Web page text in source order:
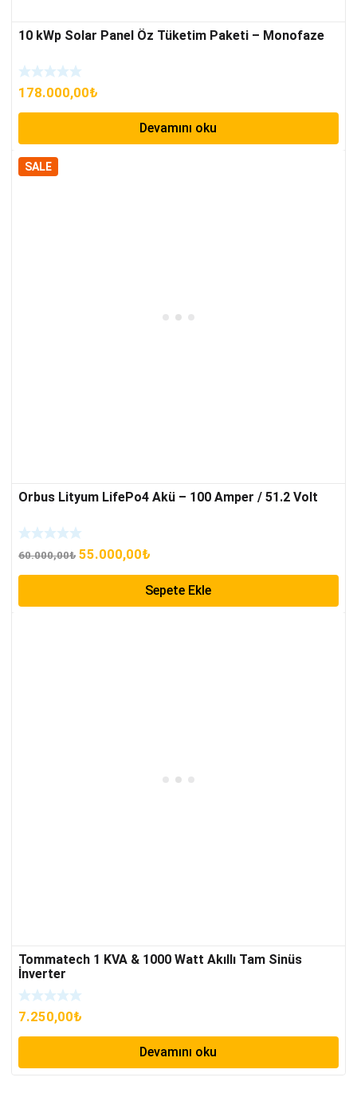
10 kWp Solar Panel Öz Tüketim Paketi – Monofaze
178.000,00₺
Devamını oku
SALE
Orbus Lityum LifePo4 Akü – 100 Amper / 51.2 Volt
60.000,00₺ Orijinal
fiyat:
60.000,00₺.
55.000,00₺
andaki
fiyat:
55.000,00₺.
Sepete Ekle
Tommatech 1 KVA & 1000 Watt Akıllı Tam Sinüs
İnverter
7.250,00₺
Devamını oku